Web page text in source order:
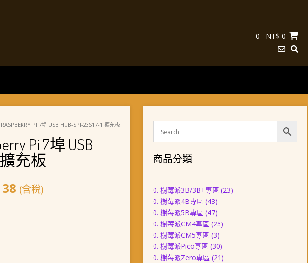
0 - NT$ 0
PI 7埠 USB HUB-SPI-23S17-1 擴充板
Pi 7埠 USB
擴充板
。
目
(含稅)
商品分類
0. 樹莓派3B/3B+專區 (23)
0. 樹莓派4B專區 (43)
0. 樹莓派5B專區 (47)
0. 樹莓派CM4專區 (23)
0. 樹莓派CM5專區 (3)
0. 樹莓派Pico專區 (30)
0. 樹莓派Zero專區 (21)